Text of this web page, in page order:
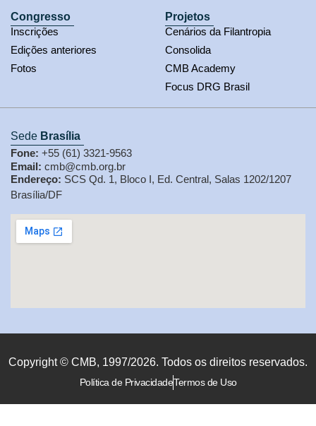
Congresso
Inscrições
Edições anteriores
Fotos
Projetos
Cenários da Filantropia
Consolida
CMB Academy
Focus DRG Brasil
Sede Brasília
Fone: +55 (61) 3321-9563
Email: cmb@cmb.org.br
Endereço: SCS Qd. 1, Bloco I, Ed. Central, Salas 1202/1207
Brasília/DF
Copyright © CMB, 1997/2026. Todos os direitos reservados.
Política de PrivacidadeTermos de Uso